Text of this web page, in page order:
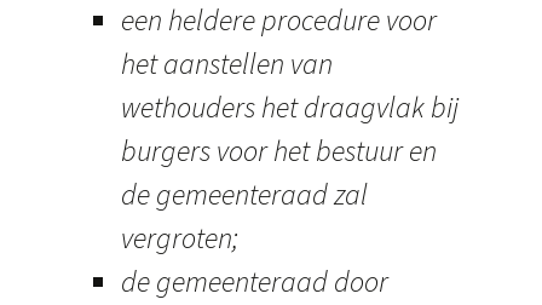
een heldere procedure voor
het aanstellen van
wethouders het draagvlak bij
burgers voor het bestuur en
de gemeenteraad zal
vergroten;
de gemeenteraad door